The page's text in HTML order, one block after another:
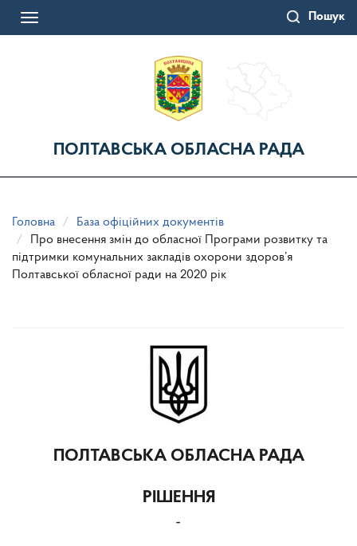
Пошук
Toggle
ПОЛТАВСЬКА ОБЛАСНА РАДА
Головна
База офіційних документів
Про внесення змін до обласної Програми розвитку та
підтримки комунальних закладів охорони здоров’я
Полтавської обласної ради на 2020 рік
ПОЛТАВСЬКА ОБЛАСНА РАДА
РІШЕННЯ
-